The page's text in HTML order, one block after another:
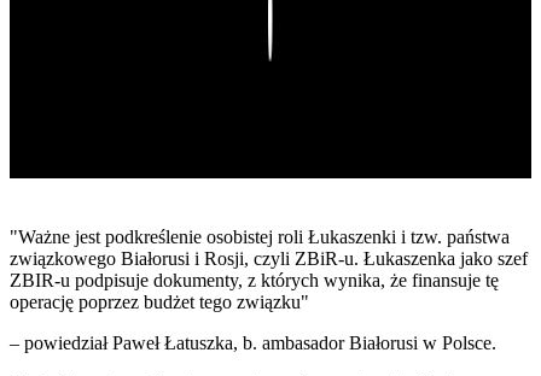
"Ważne jest podkreślenie osobistej roli Łukaszenki i tzw. państwa
związkowego Białorusi i Rosji, czyli ZBiR-u. Łukaszenka jako szef
ZBIR-u podpisuje dokumenty, z których wynika, że finansuje tę
operację poprzez budżet tego związku"
– powiedział Paweł Łatuszka, b. ambasador Białorusi w Polsce.